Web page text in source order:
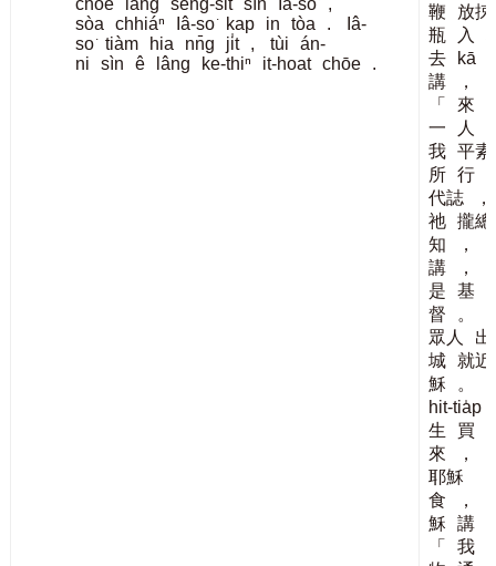
chōe
lâng sêng-si̍t sìn Iâ-so͘
,
sòa
chhiáⁿ Iâ-so͘ kap in tòa .
Iâ-
so͘ tiàm hia nn̄g ji̍t , tùi
án-
ni
sìn ê lâng ke-thiⁿ it-hoat chōe .
鞭
放捒
瓶
入
去
kā
講
，
「
來
一
人
我 平素
所 行
代誌
，
祂 攏總
知
，
講
，
是
基
督
。
眾人
出
城
就近
穌
。
hit-tia̍p
生
買
來
，
耶穌
食
，
穌
講
「
我